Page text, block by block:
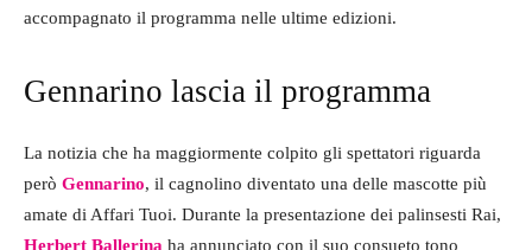
accompagnato il programma nelle ultime edizioni.
Gennarino lascia il programma
La notizia che ha maggiormente colpito gli spettatori riguarda
però Gennarino, il cagnolino diventato una delle mascotte più
amate di Affari Tuoi. Durante la presentazione dei palinsesti Rai,
Herbert Ballerina ha annunciato con il suo consueto tono